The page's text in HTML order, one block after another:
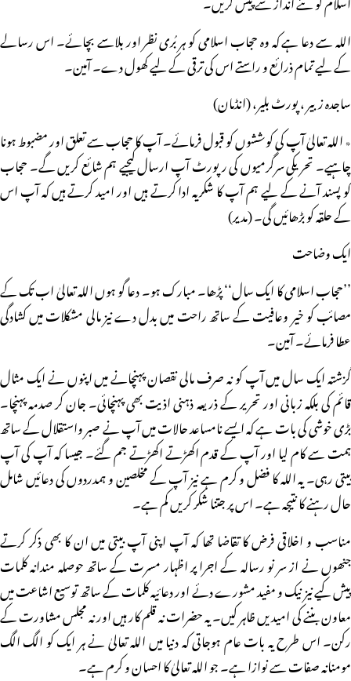
اللہ سے دعا ہے کہ وہ حجاب اسلامی کو ہر بُری نظر اور بلاسے بچائے۔ اس رسالے
کے لیے تمام ذرائع و راستے اس کی ترقی کے لیے کھول دے۔ آمین۔
ساجدہ زبیر ، پورٹ بلیر، (انڈمان)
٭ اللہ تعالیٰ آپ کی کوششوں کو قبول فرمائے۔ آپ کا حجاب سے تعلق اور مضبوط ہونا
چاہیے۔ تحریکی سرگرمیوں کی رپورٹ آپ ارسال کیجیے ہم شائع کریں گے۔ حجاب
کو پسند آنے کے لیے ہم آپ کا شکریہ ادا کرتے ہیں اور امید کرتے ہیں کہ آپ اس
کے حلقہ کو بڑھائیں گی۔ (مدیر)
ایک وضاحت
’’حجاب اسلامی کا ایک سال‘‘ پڑھا۔ مبارک ہو۔ دعا گو ہوں اللہ تعالیٰ اب تک کے
مصائب کو خیر وعافیت کے ساتھ راحت میں بدل دے نیز مالی مشکلات میں کشادگی
عطا فرمائے۔ آمین۔
گزشتہ ایک سال میں آپ کو نہ صرف مالی نقصان پہنچانے میں اپنوں نے ایک مثال
قائم کی بلکہ زبانی اور تحریر کے ذریعہ ذہنی اذیت بھی پہنچائی۔ جان کر صدمہ پہنچا۔
بڑی خوشی کی بات ہے کہ ایسے نامساعد حالات میں آپ نے صبر واستقلال کے ساتھ
ہمت سے کام لیا اور آپ کے قدم اکھڑتے اکھڑتے جم گئے۔ جیسا کہ آپ کی آپ
بیتی رہی۔ یہ اللہ کا فضل و کرم ہے نیز آپ کے مخلصین و ہمدردوں کی دعائیں شامل
حال رہنے کا نتیجہ ہے۔ اس پر جتنا شکر کریں کم ہے۔
مناسب و اخلاقی فرض کا تقاضا تھا کہ آپ اپنی آپ بیتی میں ان کا بھی ذکر کرتے
جنھوں نے از سر نو رسالہ کے اجرا پر اظہار مسرت کے ساتھ حوصلہ مندانہ کلمات
پیش کیے نیز نیک و مفید مشورے دئے اور دعائیہ کلمات کے ساتھ توسیع اشاعت میں
معاون بننے کی امیدیں ظاہر کیں۔ یہ حضرات نہ قلم کار ہیں اور نہ مجلس مشاورت کے
رکن۔ اس طرح یہ بات عام ہوجاتی کہ دنیا میں اللہ تعالیٰ نے ہر ایک کو الگ الگ
مومنانہ صفات سے نوازا ہے۔ جو اللہ تعالیٰ کا احسان و کرم ہے۔